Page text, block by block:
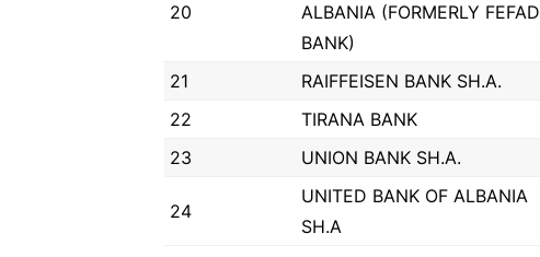
20
ALBANIA (FORMERLY FEFAD
BANK)
21 RAIFFEISEN BANK SH.A.
22
TIRANA BANK
23
UNION BANK SH.A.
24
UNITED BANK OF ALBANIA
SH.A